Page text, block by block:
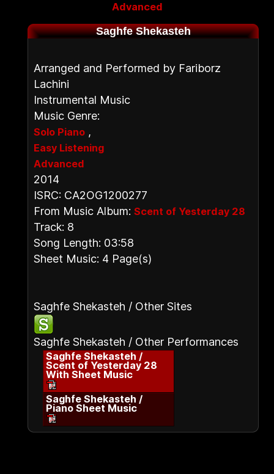
Advanced
Saghfe Shekasteh
Arranged and Performed by Fariborz
Lachini
Instrumental Music
Music Genre:
Solo Piano ,
Easy Listening
Advanced
2014
ISRC: CA2OG1200277
From Music Album: Scent of Yesterday 28
Track: 8
Song Length: 03:58
Sheet Music: 4 Page(s)
Saghfe Shekasteh / Other Sites
Saghfe Shekasteh / Other Performances
Saghfe Shekasteh /
Scent of Yesterday 28
With Sheet Music
Saghfe Shekasteh /
Piano Sheet Music